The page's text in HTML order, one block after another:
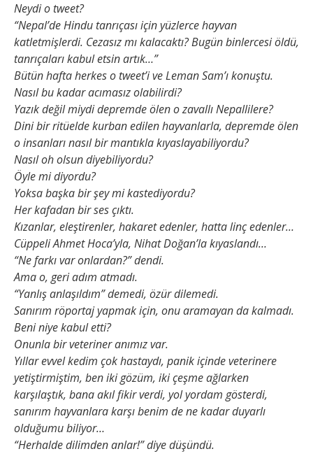
Neydi o tweet?
“Nepal’de Hindu tanrıçası için yüzlerce hayvan
katletmişlerdi. Cezasız mı kalacaktı? Bugün binlercesi öldü,
tanrıçaları kabul etsin artık…”
Bütün hafta herkes o tweet’i ve Leman Sam’ı konuştu.
Nasıl bu kadar acımasız olabilirdi?
Yazık değil miydi depremde ölen o zavallı Nepallilere?
Dini bir ritüelde kurban edilen hayvanlarla, depremde ölen
o insanları nasıl bir mantıkla kıyaslayabiliyordu?
Nasıl oh olsun diyebiliyordu?
Öyle mi diyordu?
Yoksa başka bir şey mi kastediyordu?
Her kafadan bir ses çıktı.
Kızanlar, eleştirenler, hakaret edenler, hatta linç edenler…
Cüppeli Ahmet Hoca’yla, Nihat Doğan’la kıyaslandı…
“Ne farkı var onlardan?” dendi.
Ama o, geri adım atmadı.
“Yanlış anlaşıldım” demedi, özür dilemedi.
Sanırım röportaj yapmak için, onu aramayan da kalmadı.
Beni niye kabul etti?
Onunla bir veteriner anımız var.
Yıllar evvel kedim çok hastaydı, panik içinde veterinere
yetiştirmiştim, ben iki gözüm, iki çeşme ağlarken
karşılaştık, bana akıl fikir verdi, yol yordam gösterdi,
sanırım hayvanlara karşı benim de ne kadar duyarlı
olduğumu biliyor…
“Herhalde dilimden anlar!” diye düşündü.